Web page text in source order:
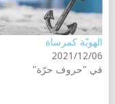
الهويّة كمرساة
2021/12/06
في "حروف حرّة"